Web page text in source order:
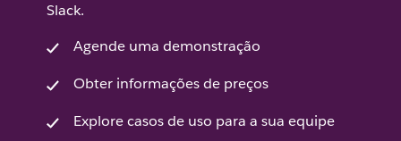
Slack.
Agende uma demonstração
Obter informações de preços
Explore casos de uso para a sua equipe